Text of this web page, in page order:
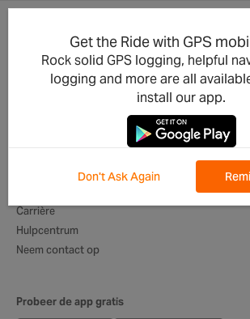
Productupdates
Integraties
Ontwikkelaars
Wereldwijde ambassadeurs
Voor Bedrijven
Wielerclubs
Digitale
Carrière
Hulpcentrum
Neem contact op
Probeer de app gratis
Get the Ride with GPS
Rock solid GPS logging, helpful
logging and more are all
install our app.
Don't Ask Again